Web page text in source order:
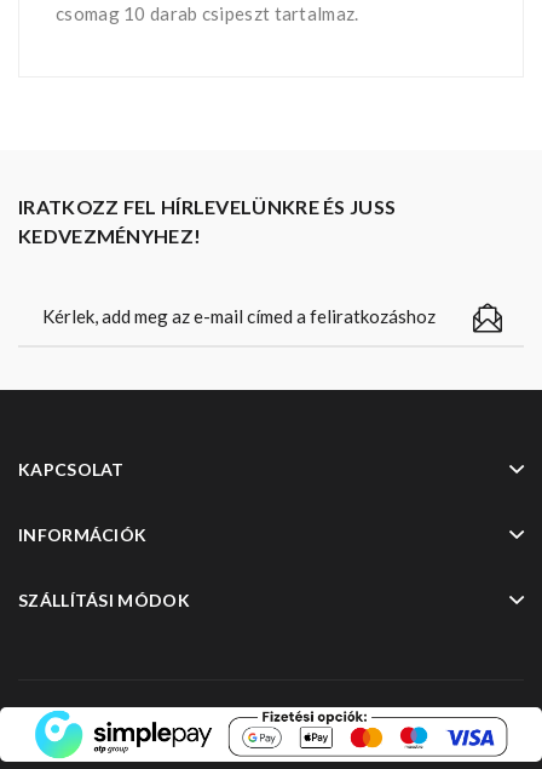
csomag 10 darab csipeszt tartalmaz.
IRATKOZZ FEL HÍRLEVELÜNKRE ÉS JUSS
KEDVEZMÉNYHEZ!
KAPCSOLAT
INFORMÁCIÓK
SZÁLLÍTÁSI MÓDOK